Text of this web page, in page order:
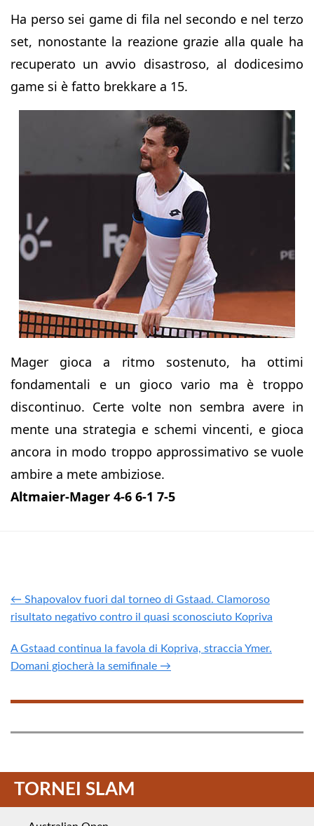
Ha perso sei game di fila nel secondo e nel terzo
set, nonostante la reazione grazie alla quale ha
recuperato un avvio disastroso, al dodicesimo
game si è fatto brekkare a 15.
Mager gioca a ritmo sostenuto, ha ottimi
fondamentali e un gioco vario ma è troppo
discontinuo. Certe volte non sembra avere in
mente una strategia e schemi vincenti, e gioca
ancora in modo troppo approssimativo se vuole
ambire a mete ambiziose.
Altmaier-Mager 4-6 6-1 7-5
← Shapovalov fuori dal torneo di Gstaad. Clamoroso
risultato negativo contro il quasi sconosciuto Kopriva
A Gstaad continua la favola di Kopriva, straccia Ymer.
Domani giocherà la semifinale →
TORNEI SLAM